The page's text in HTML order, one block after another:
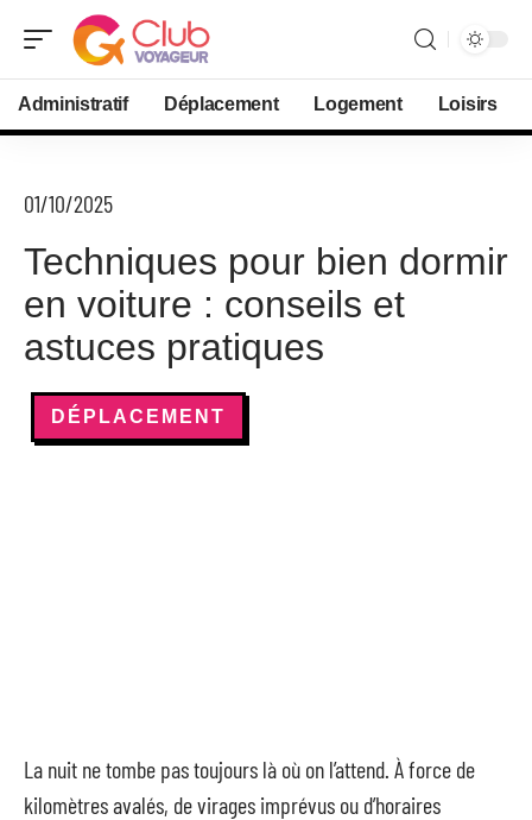
Administratif Déplacement Logement Loisirs
01/10/2025
Techniques pour bien dormir
en voiture : conseils et
astuces pratiques
DÉPLACEMENT
La nuit ne tombe pas toujours là où on l’attend. À force de
kilomètres avalés, de virages imprévus ou d’horaires